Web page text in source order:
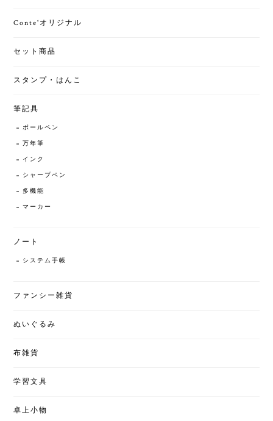
Conte'オリジナル
セット商品
スタンプ・はんこ
筆記具
ボールペン
万年筆
インク
シャープペン
多機能
マーカー
ノート
システム手帳
ファンシー雑貨
ぬいぐるみ
布雑貨
学習文具
卓上小物